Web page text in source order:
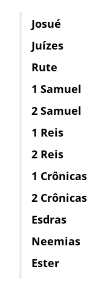
Josué
Juízes
Rute
1 Samuel
2 Samuel
1 Reis
2 Reis
1 Crônicas
2 Crônicas
Esdras
Neemias
Ester